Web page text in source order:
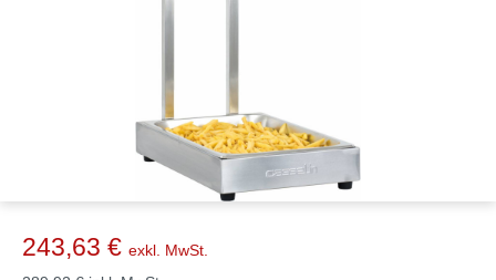
243,63 € exkl. MwSt.